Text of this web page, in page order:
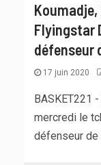
Flyingstar
défenseur
17 juin 2020
BASKET221
mercredi le
défenseur de